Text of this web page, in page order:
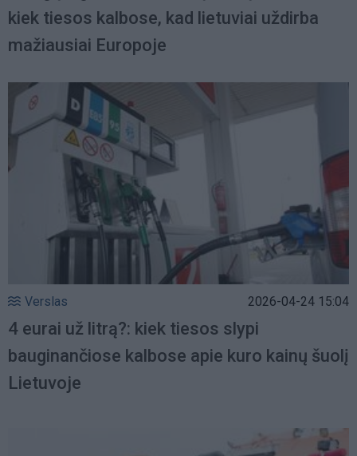
kiek tiesos kalbose, kad lietuviai uždirba
mažiausiai Europoje
Verslas 2026-04-24 15:04
4 eurai už litrą?: kiek tiesos slypi
bauginančiose kalbose apie kuro kainų šuolį
Lietuvoje